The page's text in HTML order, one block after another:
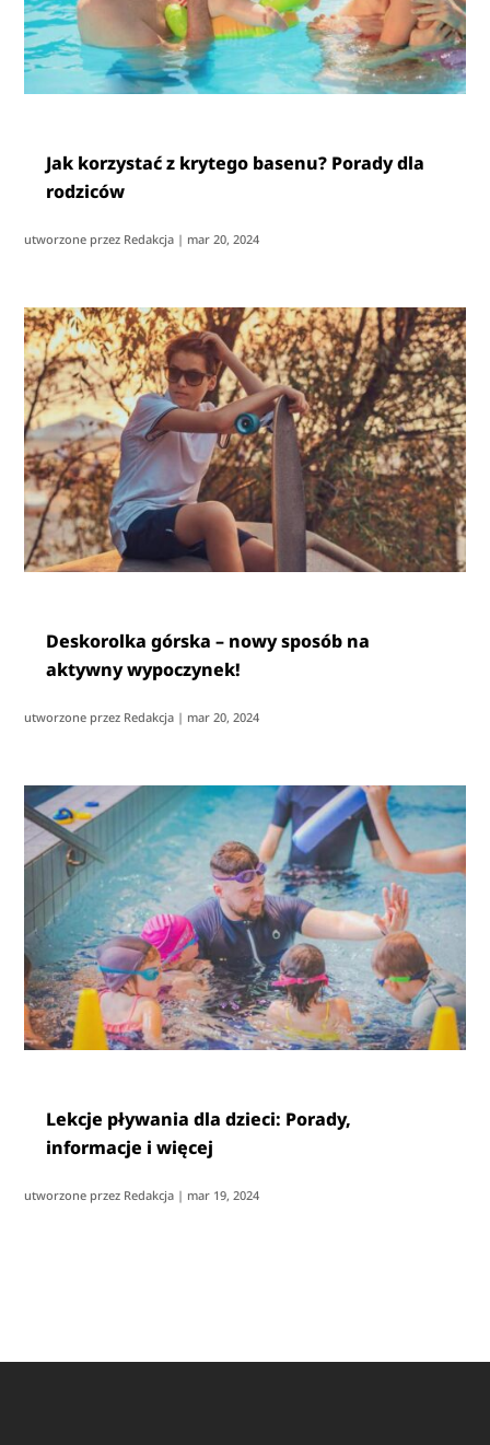
Jak korzystać z krytego basenu? Porady dla
rodziców
utworzone przez Redakcja | mar 20, 2024
Deskorolka górska – nowy sposób na
aktywny wypoczynek!
utworzone przez Redakcja | mar 20, 2024
Lekcje pływania dla dzieci: Porady,
informacje i więcej
utworzone przez Redakcja | mar 19, 2024